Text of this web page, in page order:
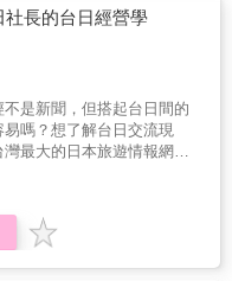
文化的延續。──方嘉麟，國
教授傳承就應及早規劃，而
給正確之人選或團隊，以
際，若能先藉本書以了解
信可免去不必要之傳承失
自己企業現狀的傳承之路。
總裁《無爭：家業長青的
的法律視角，深入淺出介
何事先合法傳承規劃，分
的紛爭於無形，極具實用價
吳燦，前最高法院院長書
實際案例說明，可以讓臺
。 & 1.組織，需要精簡化：
敢拋售虧損事業和經營階
，需要目標化：打動不了
人。先定義工作，才能知
創造新的「感動」
& 3.團隊，需要優化：避免
扯後腿。 & 4.幹勁，需要
。 & 5.人才，需要體系化：
傾聽「歧見」再給予創意
企業最重要的資產。 &
巨擘對談，與柏南奇、威爾
&bull; 獨家收錄「張教授」
ＢＡ授課筆記 &bull; 經典
發生時也要輸得起／別像
墊 &bull; 【增訂版】特別
電董事長劉德音專訪／前
電成立，
一年創刊。 追蹤報導張忠
棘，在沒有路的地方闖出一
應該給予掌聲的時刻。張忠
積電，以30年將台灣推上
社長的台日經營學
不是新聞，但搭起台日間的
嗎？想了解台日交流現
最大的日本旅遊情報網站
經營秘訣★Facebook「日本
追蹤人數破80萬；
人數近20萬，累積觀看次數